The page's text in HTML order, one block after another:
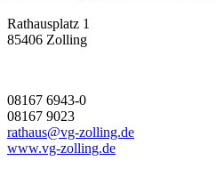
Rathausplatz 1
85406 Zolling
08167 6943-0
08167 9023
rathaus@vg-zolling.de
www.vg-zolling.de